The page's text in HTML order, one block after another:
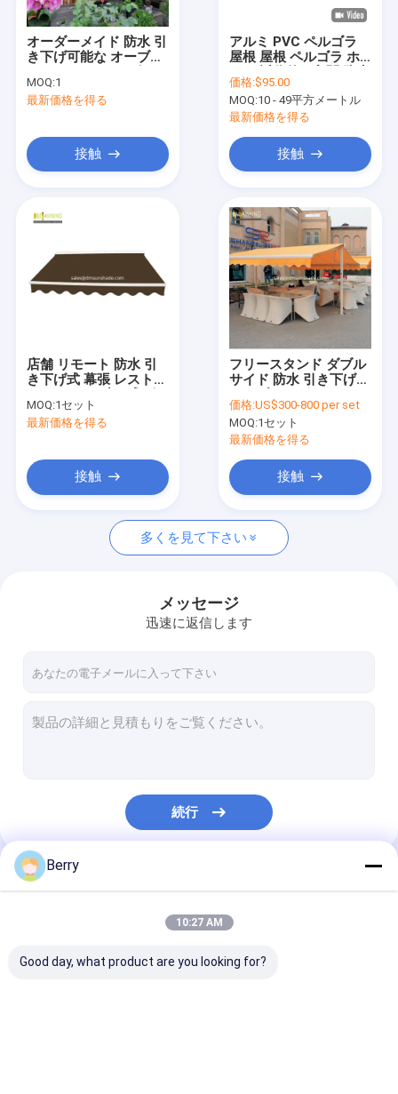
わたしたち に つい て
連絡 ください
ニュース
引金 を 求め て ください
引き下げられるアレンジング・ハードウェア
引き下げられる窓の天幕
引き下げられる屋根の天幕
日曜日の陰の帆
パーゴラ オーイング キット
オーダーメイド 防水 引
き下げ可能な オーブン
屋根 日陰 システム
MOQ:1
最新価格を得る
接触
アルミ PVC ペルゴラ
屋根 屋根 ペルゴラ ホ
引き下げ可能な天井
価格:$95.00
MOQ:10 - 49平方メートル
最新価格を得る
接触
店舗 リモート 防水 引
き下げ式 幕張 レストラ
き上げ式 幕張
MOQ:1セット
最新価格を得る
接触
フリースタンド ダブル
サイド 防水 引き下げ式
ントロール 屋外 引き上
げ式 オーブニング
価格:US$300-800 per set
MOQ:1セット
最新価格を得る
接触
多くを見て下さい
メッセージ
迅速に返信します
続行
私たちのカテゴリー
Berry
10:27 AM
Good day, what product are you looking for?